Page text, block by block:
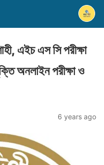
এইচ এস সি পরীক্ষা
অনলাইন পরীক্ষা ও
6 years ago